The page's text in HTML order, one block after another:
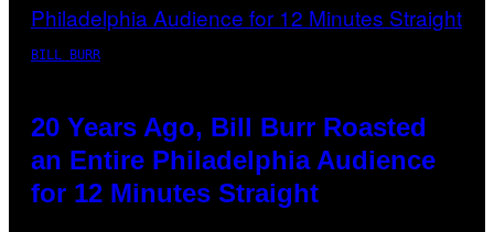
BILL BURR
20 Years Ago, Bill Burr Roasted
an Entire Philadelphia Audience
for 12 Minutes Straight